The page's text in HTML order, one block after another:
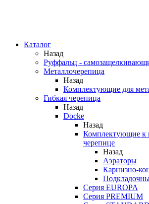
Каталог
Назад
Руффальц -
Металлочерепица
Назад
Комплектующие для
Гибкая черепица
Назад
Docke
Назад
Комплектующие к
черепице
Назад
Аэраторы
Карнизно-
Серия EUROPA
Серия PREMIUM